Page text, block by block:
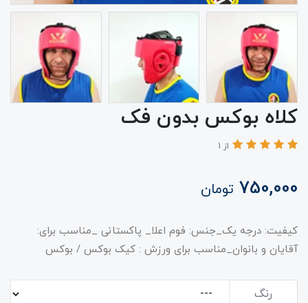
کلاه بوکس بدون فک
از 1
750,000 تومان
کیفیت: درجه یک_جنس: فوم اعلا_ پاکستانی _مناسب برای:
آقایان و بانوان_مناسب برای ورزش : کیک بوکس / بوکس
رنگ